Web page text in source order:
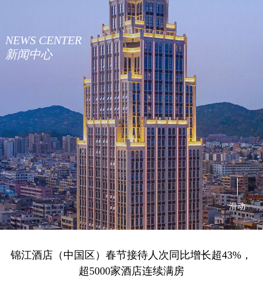
NEWS CENTER
新闻中心
滑动
锦江酒店（中国区）春节接待人次同比增长超43%，
超5000家酒店连续满房